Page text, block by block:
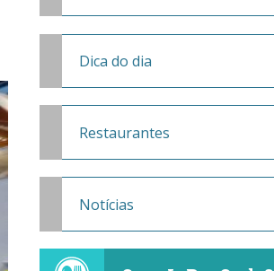
Dica do dia
Restaurantes
Notícias